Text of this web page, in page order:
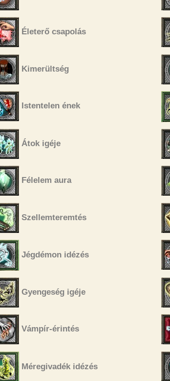
Életerő csapolás
Kimerültség
Istentelen ének
Átok igéje
Félelem aura
Szellemteremtés
Jégdémon idézés
Gyengeség igéje
Vámpír-érintés
Méregivadék idézés